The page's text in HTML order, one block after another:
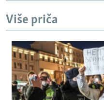
Više priča